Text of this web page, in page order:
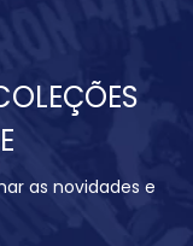
as novidades e